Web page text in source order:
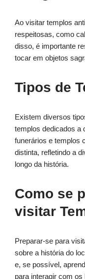
Ao visitar templos
respeitosas, como
disso, é importante
tocar em objetos
Tipos de
Existem diversos
templos dedicados a
funerários e templos
distinta, refletindo a
longo da história.
Como se
visitar
Preparar-se para
sobre a história do
e, se possível,
para interagir com os